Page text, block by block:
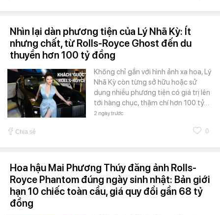
Nhìn lại dàn phương tiện của Lý Nhã Kỳ: Ít
nhưng chất, từ Rolls-Royce Ghost đến du
thuyền hơn 100 tỷ đồng
Không chỉ gắn với hình ảnh xa hoa, Lý
Nhã Kỳ còn từng sở hữu hoặc sử
dụng nhiều phương tiện có giá trị lên
tới hàng chục, thậm chí hơn 100 tỷ…
2 ngày trước
Chia sẻ 0
Hoa hậu Mai Phương Thúy đăng ảnh Rolls-
Royce Phantom đúng ngày sinh nhật: Bản giới
hạn 10 chiếc toàn cầu, giá quy đổi gần 68 tỷ
đồng